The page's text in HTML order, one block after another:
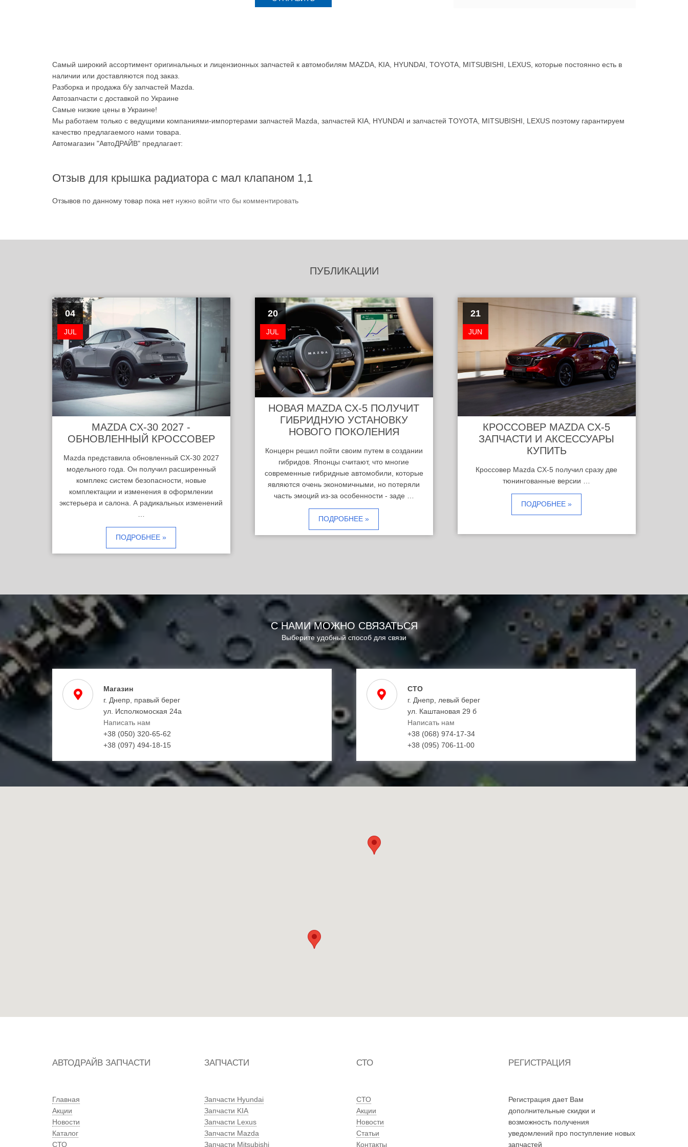
Самый широкий ассортимент оригинальных и лицензионных запчастей к автомобилям MAZDA, KIA, HYUNDAI, TOYOTA, MITSUBISHI, LEXUS, которые постоянно есть в
наличии или доставляются под заказ.
Разборка и продажа б/у запчастей Mazda.
Автозапчасти с доставкой по Украине
Самые низкие цены в Украине!
Мы работаем только с ведущими компаниями-импортерами запчастей Mazda, запчастей KIA, HYUNDAI и запчастей TOYOTA, MITSUBISHI, LEXUS поэтому гарантируем
качество предлагаемого нами товара.
Автомагазин "АвтоДРАЙВ" предлагает:
Отзыв для крышка радиатора с мал клапаном 1,1
Отзывов по данному товар пока нет нужно войти что бы комментировать
ПУБЛИКАЦИИ
04
JUL
MAZDA CX-30 2027 -
ОБНОВЛЕННЫЙ КРОССОВЕР
Mazda представила обновленный CX-30 2027
модельного года. Он получил расширенный
комплекс систем безопасности, новые
комплектации и изменения в оформлении
экстерьера и салона. А радикальных изменений
ПОДРОБНЕЕ »
20
JUL
НОВАЯ MAZDA CX-5 ПОЛУЧИТ
ГИБРИДНУЮ УСТАНОВКУ
НОВОГО ПОКОЛЕНИЯ
Концерн решил пойти своим путем в создании
гибридов. Японцы считают, что многие
современные гибридные автомобили, которые
являются очень экономичными, но потеряли
часть эмоций из-за особенности - заде …
ПОДРОБНЕЕ »
21
JUN
КРОССОВЕР MAZDA CX-5
ЗАПЧАСТИ И АКСЕССУАРЫ
КУПИТЬ
Кроссовер Mazda CX-5 получил сразу две
тюнингованные версии …
ПОДРОБНЕЕ »
С НАМИ МОЖНО СВЯЗАТЬСЯ
Выберите удобный способ для связи
Магазин
г. Днепр, правый берег
ул. Исполкомоская 24а
Написать нам
+38 (050) 320-65-62
+38 (097) 494-18-15
СТО
г. Днепр, левый берег
ул. Каштановая 29 б
Написать нам
+38 (068) 974-17-34
+38 (095) 706-11-00
АВТОДРАЙВ ЗАПЧАСТИ
Главная
Акции
Новости
Каталог
СТО
ЗАПЧАСТИ
Запчасти Hyundai
Запчасти KIA
Запчасти Lexus
Запчасти Mazda
Запчасти Mitsubishi
СТО
СТО
Акции
Новости
Статьи
Контакты
РЕГИСТРАЦИЯ
Регистрация дает Вам
дополнительные скидки и
возможность получения
уведомлений про поступление новых
запчастей